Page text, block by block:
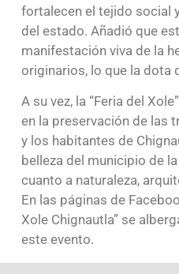
fortalecen el tejido social
del estado. Añadió que
manifestación viva de la
originarios, lo que la dota
A su vez, la “Feria del
en la preservación de las
y los habitantes de
belleza del municipio de
cuanto a naturaleza,
En las páginas de
Xole Chignautla” se
este evento.